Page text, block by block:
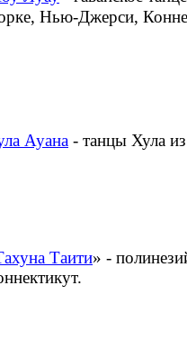
Нью-Джерси,
Ауана - танцы Хула
Таити» -